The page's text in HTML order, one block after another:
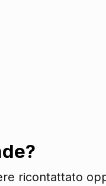
ricontattato